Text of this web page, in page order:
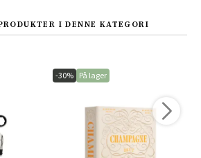
I DENNE KATEGORI
-30% På lager